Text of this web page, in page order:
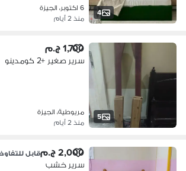
4
6 اكتوبر، الجيزة
منذ 2 أيام
5
1,700 ج.م
سرير صغير +2 كومدينو
مريوطية، الجيزة
منذ 2 أيام
2,000 ج.م قابل
سرير خشب